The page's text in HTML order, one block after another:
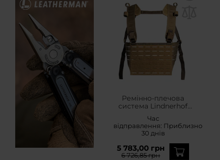
Ремінно-плечова
система Lindnerhof
Coyote
Час
відправлення: Приблизно
30 днів
5 783,00 грн
6 726,85 грн